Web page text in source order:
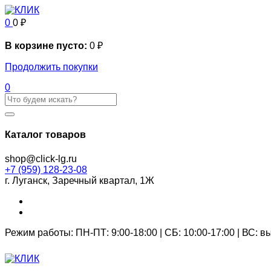
0 0 ₽
В корзине пусто: 0 ₽
Продолжить покупки
0
Каталог товаров
shop@click-lg.ru
+7 (959) 128-23-08
г. Луганск, Заречный квартал, 1Ж
Режим работы: ПН-ПТ: 9:00-18:00 | СБ: 10:00-17:00 | ВС: